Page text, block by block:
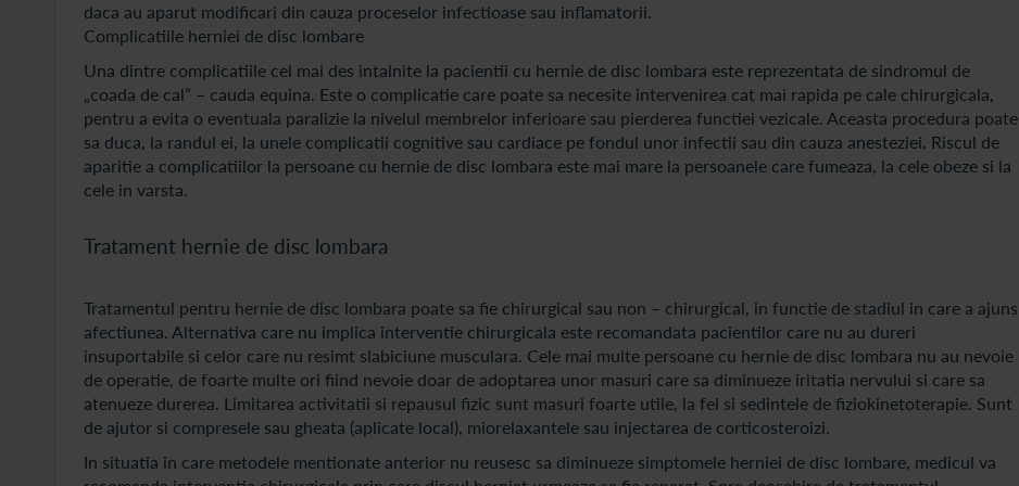
daca au aparut modificari din cauza proceselor infectioase sau inflamatorii.
Complicatiile herniei de disc lombare
Una dintre complicatiile cel mai des intalnite la pacientii cu hernie de disc lombara este reprezentata de sindromul de
„coada de cal” – cauda equina. Este o complicatie care poate sa necesite intervenirea cat mai rapida pe cale chirurgicala,
pentru a evita o eventuala paralizie la nivelul membrelor inferioare sau pierderea functiei vezicale. Aceasta procedura poate
sa duca, la randul ei, la unele complicatii cognitive sau cardiace pe fondul unor infectii sau din cauza anesteziei. Riscul de
aparitie a complicatiilor la persoane cu hernie de disc lombara este mai mare la persoanele care fumeaza, la cele obeze si la
cele in varsta.
Tratament hernie de disc lombara
Tratamentul pentru hernie de disc lombara poate sa fie chirurgical sau non – chirurgical, in functie de stadiul in care a ajuns
afectiunea. Alternativa care nu implica interventie chirurgicala este recomandata pacientilor care nu au dureri
insuportabile si celor care nu resimt slabiciune musculara. Cele mai multe persoane cu hernie de disc lombara nu au nevoie
de operatie, de foarte multe ori fiind nevoie doar de adoptarea unor masuri care sa diminueze iritatia nervului si care sa
atenueze durerea. Limitarea activitatii si repausul fizic sunt masuri foarte utile, la fel si sedintele de fiziokinetoterapie. Sunt
de ajutor si compresele sau gheata (aplicate local), miorelaxantele sau injectarea de corticosteroizi.
In situatia in care metodele mentionate anterior nu reusesc sa diminueze simptomele herniei de disc lombare, medicul va